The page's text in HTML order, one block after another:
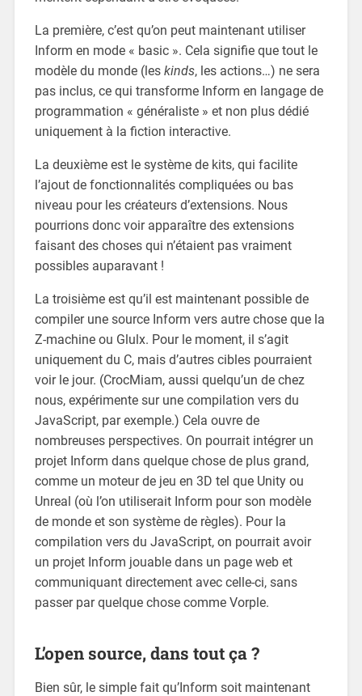
La première, c’est qu’on peut maintenant utiliser
Inform en mode « basic ». Cela signifie que tout le
modèle du monde (les kinds, les actions…) ne sera
pas inclus, ce qui transforme Inform en langage de
programmation « généraliste » et non plus dédié
uniquement à la fiction interactive.
La deuxième est le système de kits, qui facilite
l’ajout de fonctionnalités compliquées ou bas
niveau pour les créateurs d’extensions. Nous
pourrions donc voir apparaître des extensions
faisant des choses qui n’étaient pas vraiment
possibles auparavant !
La troisième est qu’il est maintenant possible de
compiler une source Inform vers autre chose que la
Z-machine ou Glulx. Pour le moment, il s’agit
uniquement du C, mais d’autres cibles pourraient
voir le jour. (CrocMiam, aussi quelqu’un de chez
nous, expérimente sur une compilation vers du
JavaScript, par exemple.) Cela ouvre de
nombreuses perspectives. On pourrait intégrer un
projet Inform dans quelque chose de plus grand,
comme un moteur de jeu en 3D tel que Unity ou
Unreal (où l’on utiliserait Inform pour son modèle
de monde et son système de règles). Pour la
compilation vers du JavaScript, on pourrait avoir
un projet Inform jouable dans un page web et
communiquant directement avec celle-ci, sans
passer par quelque chose comme Vorple.
L’open source, dans tout ça ?
Bien sûr, le simple fait qu’Inform soit maintenant